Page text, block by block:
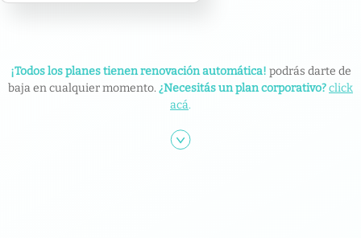
¡Todos los planes tienen renovación automática! podrás darte de
baja en cualquier momento. ¿Necesitás un plan corporativo?click
acá.